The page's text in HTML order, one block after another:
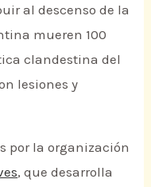
al descenso de la
mueren 100
clandestina del
lesiones y
por la organización
, que desarrolla